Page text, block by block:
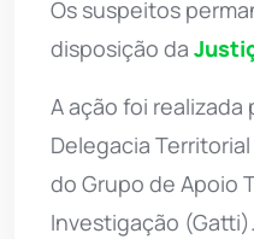
Os suspeitos
disposição da
A ação foi realizada
Delegacia
do Grupo de Apoio
Investigação